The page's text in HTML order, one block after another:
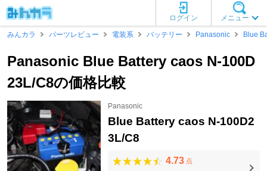
メニュー
ログイン
みんカラ
パーツレビュー 電装系 バッテリー Panasonic Blue
Panasonic Blue Battery caos N-100D
23L/C8の価格比較
Panasonic
Blue Battery caos N-100D2
3L/C8
4.73 点